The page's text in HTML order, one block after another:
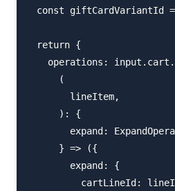
const giftCardVariantId
  return {
operations:
      (
        lineItem,
      ): {
expand:
      } => ({
        expand: {
cartLineId: